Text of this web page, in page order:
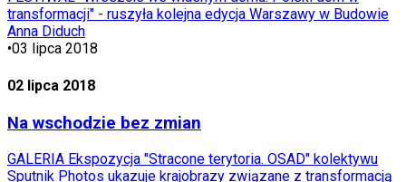
transformacji" - ruszyła kolejna edycja Warszawy w Budowie
Anna Diduch
•03 lipca 2018
02 lipca 2018
Na wschodzie bez zmian
GALERIA Ekspozycja "Stracone terytoria. OSAD" kolektywu
Sputnik Photos ukazuje krajobrazy związane z transformacją